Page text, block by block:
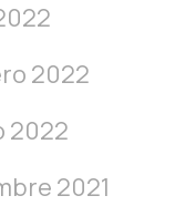
2022
2022
2021